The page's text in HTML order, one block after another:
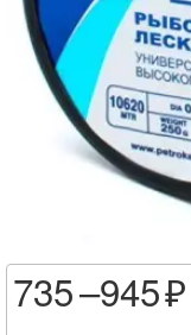
735 –945